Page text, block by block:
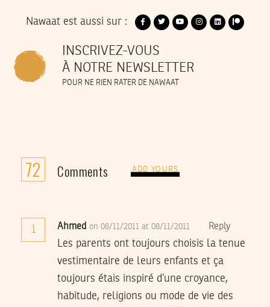
Nawaat est aussi sur :
INSCRIVEZ-VOUS
À NOTRE NEWSLETTER
POUR NE RIEN RATER DE NAWAAT
72 Comments ADD YOURS
1 Ahmed on 08/11/2011 at 08/11/2011 Reply
Les parents ont toujours choisis la tenue
vestimentaire de leurs enfants et ça
toujours étais inspiré d’une croyance,
habitude, religions ou mode de vie des